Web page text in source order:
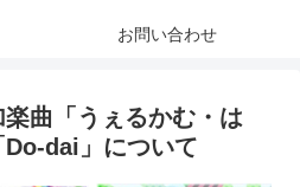
お問い合わせ
楽曲「うぇるかむ・は
dai」について